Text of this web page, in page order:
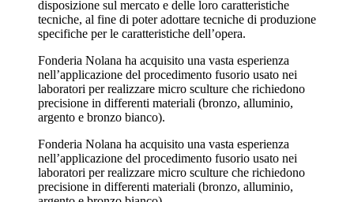
disposizione sul mercato e delle loro caratteristiche
tecniche, al fine di poter adottare tecniche di produzione
specifiche per le caratteristiche dell’opera.
Fonderia Nolana ha acquisito una vasta esperienza
nell’applicazione del procedimento fusorio usato nei
laboratori per realizzare micro sculture che richiedono
precisione in differenti materiali (bronzo, alluminio,
argento e bronzo bianco).
Fonderia Nolana ha acquisito una vasta esperienza
nell’applicazione del procedimento fusorio usato nei
laboratori per realizzare micro sculture che richiedono
precisione in differenti materiali (bronzo, alluminio,